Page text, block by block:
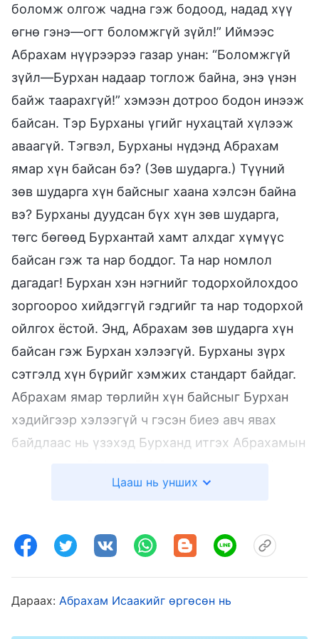
боломж олгож чадна гэж бодоод, надад хүү
өгнө гэнэ—огт боломжгүй зүйл!” Иймээс
Абрахам нүүрээрээ газар унан: “Боломжгүй
зүйл—Бурхан надаар тоглож байна, энэ үнэн
байж таарахгүй!” хэмээн дотроо бодон инээж
байсан. Тэр Бурханы үгийг нухацтай хүлээж
аваагүй. Тэгвэл, Бурханы нүдэнд Абрахам
ямар хүн байсан бэ? (Зөв шударга.) Түүний
зөв шударга хүн байсныг хаана хэлсэн байна
вэ? Бурханы дуудсан бүх хүн зөв шударга,
төгс бөгөөд Бурхантай хамт алхдаг хүмүүс
байсан гэж та нар боддог. Та нар номлол
дагадаг! Бурхан хэн нэгнийг тодорхойлохдоо
зоргоороо хийдэггүй гэдгийг та нар тодорхой
ойлгох ёстой. Энд, Абрахам зөв шударга хүн
байсан гэж Бурхан хэлээгүй. Бурханы зүрх
сэтгэлд хүн бүрийг хэмжих стандарт байдаг.
Абрахам ямар төрлийн хүн байсныг Бурхан
хэдийгээр хэлээгүй ч гэсэн биеэ авч явах
байдлаас нь үзэхэд Бурханд итгэх Абрахамын
байсан уу? Эсвэл тэр их итгэлтэй байсан уу?
бодлууд хэн байсан бэ гэдгийг нь харуулсан,
иймээс тэр зөв шударга байсан гэсэн та
нарын итгэл бол зөвхөн та нарын төсөөллийн
хоосон бодол, номлол сургаал сохроор
Цааш нь унших
Дараах: Абрахам Исаакийг өргөсөн нь